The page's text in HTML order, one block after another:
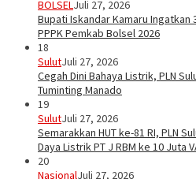
BOLSELJuli 27, 2026
Bupati Iskandar Kamaru Ingatkan
PPPK Pemkab Bolsel 2026
18
SulutJuli 27, 2026
Cegah Dini Bahaya Listrik, PLN
Tuminting Manado
19
SulutJuli 27, 2026
Semarakkan HUT ke-81 RI, PLN
Daya Listrik PT J RBM ke 10 Juta
20
NasionalJuli 27, 2026